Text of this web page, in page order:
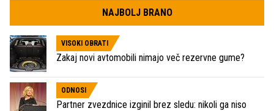
NAJBOLJ BRANO
VISOKI OBRATI
Zakaj novi avtomobili nimajo več rezervne gume?
ODNOSI
Partner zvezdnice izginil brez sledu: nikoli ga niso